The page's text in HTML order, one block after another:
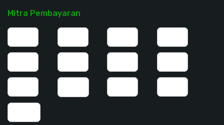
Mitra Pembayaran